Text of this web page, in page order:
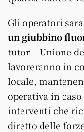
Gli operatori
un giubbino
tutor – Unione
lavoreranno in
locale,
operativa in
interventi che
diretto delle